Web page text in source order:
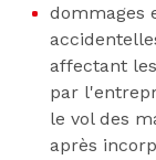
dommages
affectant
par
le vol des
après